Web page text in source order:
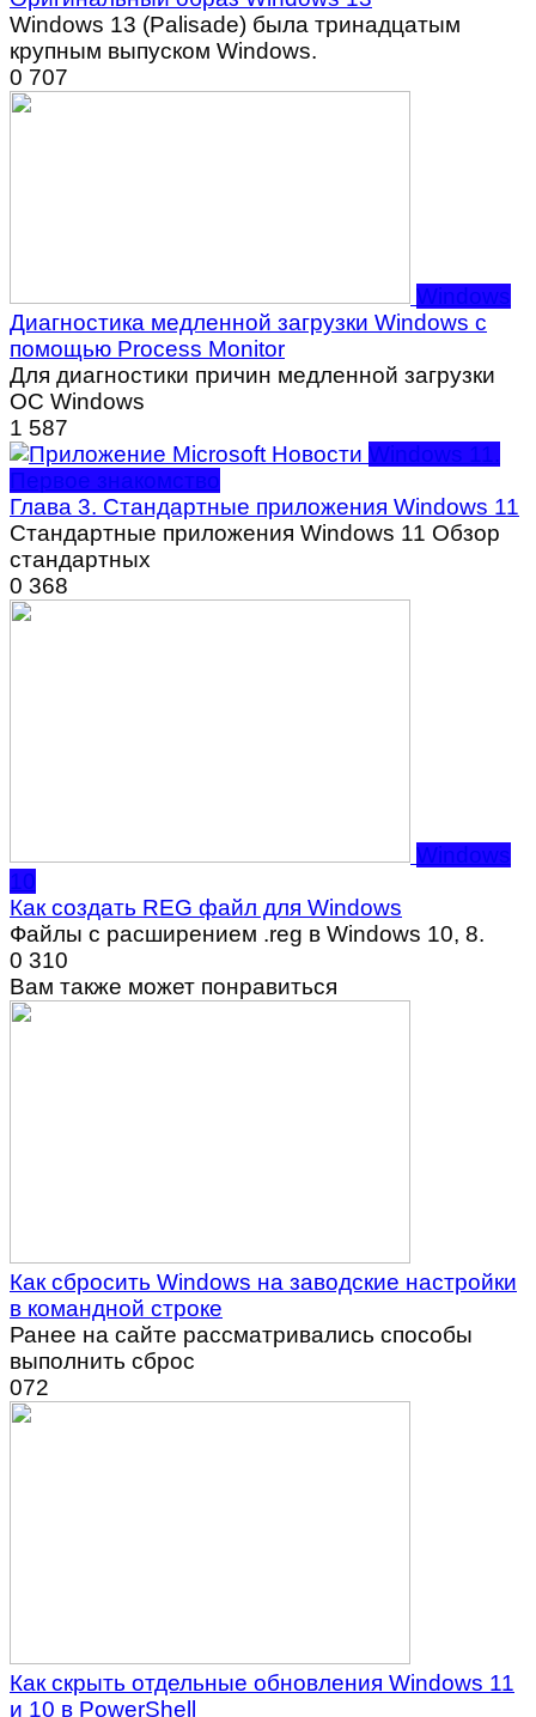
Windows 13 (Palisade) была тринадцатым
крупным выпуском Windows.
0 707
Windows
Диагностика медленной загрузки Windows с
помощью Process Monitor
Для диагностики причин медленной загрузки
ОС Windows
1 587
Windows 11.
Первое знакомство
Глава 3. Стандартные приложения Windows 11
Стандартные приложения Windows 11 Обзор
стандартных
0 368
Windows
10
Как создать REG файл для Windows
Файлы с расширением .reg в Windows 10, 8.
0 310
Вам также может понравиться
Как сбросить Windows на заводские настройки
в командной строке
Ранее на сайте рассматривались способы
выполнить сброс
072
Как скрыть отдельные обновления Windows 11
и 10 в PowerShell